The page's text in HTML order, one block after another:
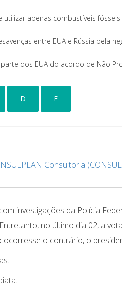
utilizar apenas combustíveis
entre EUA e Rússia pela
dos EUA do acordo de Não
D E
Consultoria
investigações da Polícia
no último dia 02, a
ocorresse o contrário, o